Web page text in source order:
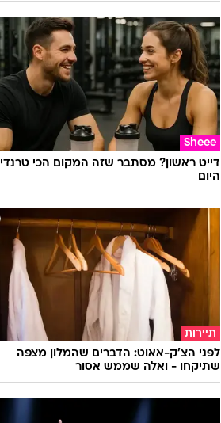
Sheee
דייט ראשון? מסתבר שזה המקום הכי טרנדי
היום
תיירות
לפני הצ'ק-אאוט: הדברים שהמלון מצפה
שתיקחו - ואלה שממש אסור